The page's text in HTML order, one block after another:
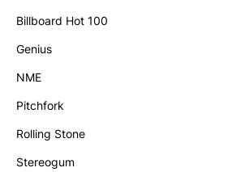
Billboard Hot 100
Genius
NME
Pitchfork
Rolling Stone
Stereogum